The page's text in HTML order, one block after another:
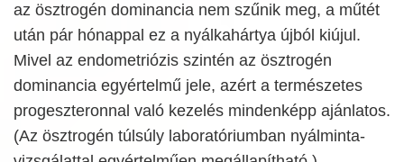
az ösztrogén dominancia nem szűnik meg, a műtét
után pár hónappal ez a nyálkahártya újból kiújul.
Mivel az endometriózis szintén az ösztrogén
dominancia egyértelmű jele, azért a természetes
progeszteronnal való kezelés mindenképp ajánlatos.
(Az ösztrogén túlsúly laboratóriumban nyálminta-